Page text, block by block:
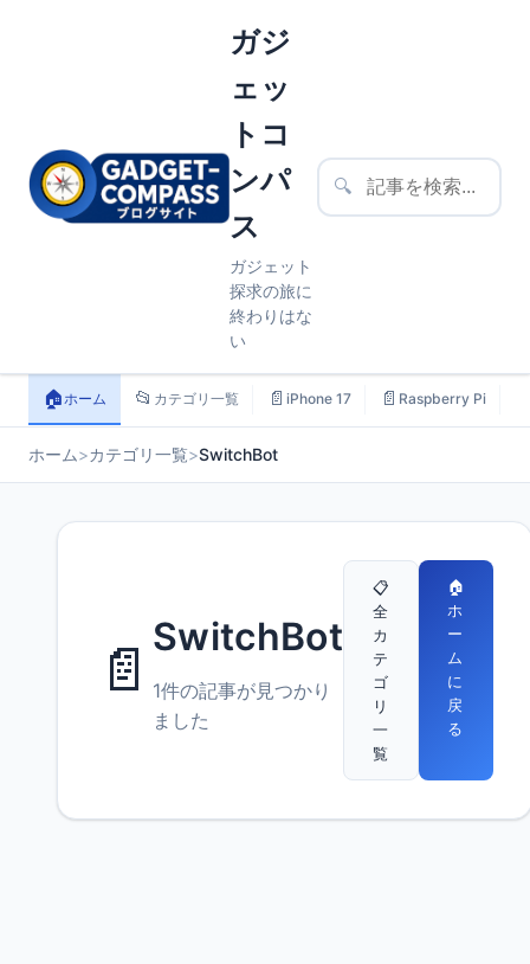
ガジ
ェッ
トコ
ンパ
ス
ガジェット
探求の旅に
終わりはな
い
🔍
🏠ホーム 📂 カテゴリ一覧 📄 iPhone 17 📄 Raspberry Pi
ホーム>カテゴリ一覧>SwitchBot
📄 SwitchBot
1件の記事が見つかり
ました
📋
全
カ
テ
ゴ
リ
一
覧
🏠
ホ
ー
ム
に
戻
る